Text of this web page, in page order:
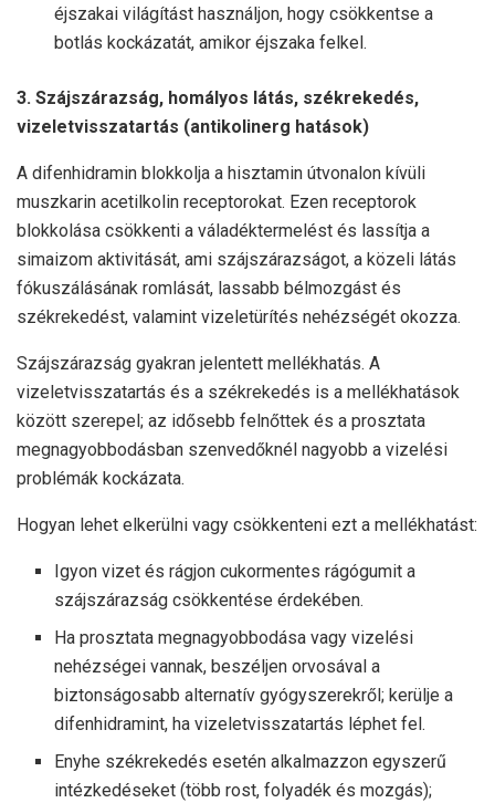
éjszakai világítást használjon, hogy csökkentse a
botlás kockázatát, amikor éjszaka felkel.
3. Szájszárazság, homályos látás, székrekedés,
vizeletvisszatartás (antikolinerg hatások)
A difenhidramin blokkolja a hisztamin útvonalon kívüli
muszkarin acetilkolin receptorokat. Ezen receptorok
blokkolása csökkenti a váladéktermelést és lassítja a
simaizom aktivitását, ami szájszárazságot, a közeli látás
fókuszálásának romlását, lassabb bélmozgást és
székrekedést, valamint vizeletürítés nehézségét okozza.
Szájszárazság gyakran jelentett mellékhatás. A
vizeletvisszatartás és a székrekedés is a mellékhatások
között szerepel; az idősebb felnőttek és a prosztata
megnagyobbodásban szenvedőknél nagyobb a vizelési
problémák kockázata.
Hogyan lehet elkerülni vagy csökkenteni ezt a mellékhatást:
Igyon vizet és rágjon cukormentes rágógumit a
szájszárazság csökkentése érdekében.
Ha prosztata megnagyobbodása vagy vizelési
nehézségei vannak, beszéljen orvosával a
biztonságosabb alternatív gyógyszerekről; kerülje a
difenhidramint, ha vizeletvisszatartás léphet fel.
Enyhe székrekedés esetén alkalmazzon egyszerű
intézkedéseket (több rost, folyadék és mozgás);